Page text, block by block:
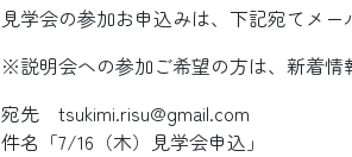
見学会の参加お申込みは、下記宛てメー
※説明会への参加ご希望の方は、新着情
宛先 tsukimi.risu@gmail.com
件名「7/16（木）見学会申込」